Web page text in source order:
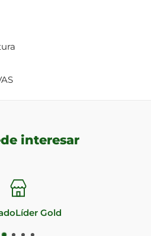
interesar
Impecable reputación